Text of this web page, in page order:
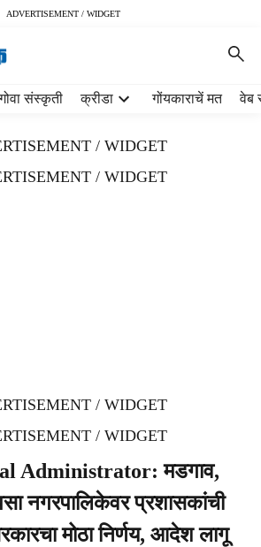
ADVERTISEMENT / WIDGET
गोवा संस्कृती क्रीडा गोंयकाराचें मत वेब
/ WIDGET
/ WIDGET
/ WIDGET
/ WIDGET
Administrator: मडगाव,
नगरपालिकेवर प्रशासकांची
मोठा निर्णय, आदेश लागू